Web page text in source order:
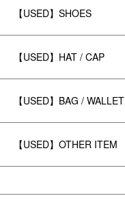
【USED】SHOES
【USED】HAT / CAP
【USED】BAG / WALLET
【USED】OTHER ITEM